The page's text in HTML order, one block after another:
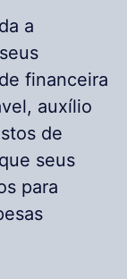
a
financeira
auxílio
de
seus
para